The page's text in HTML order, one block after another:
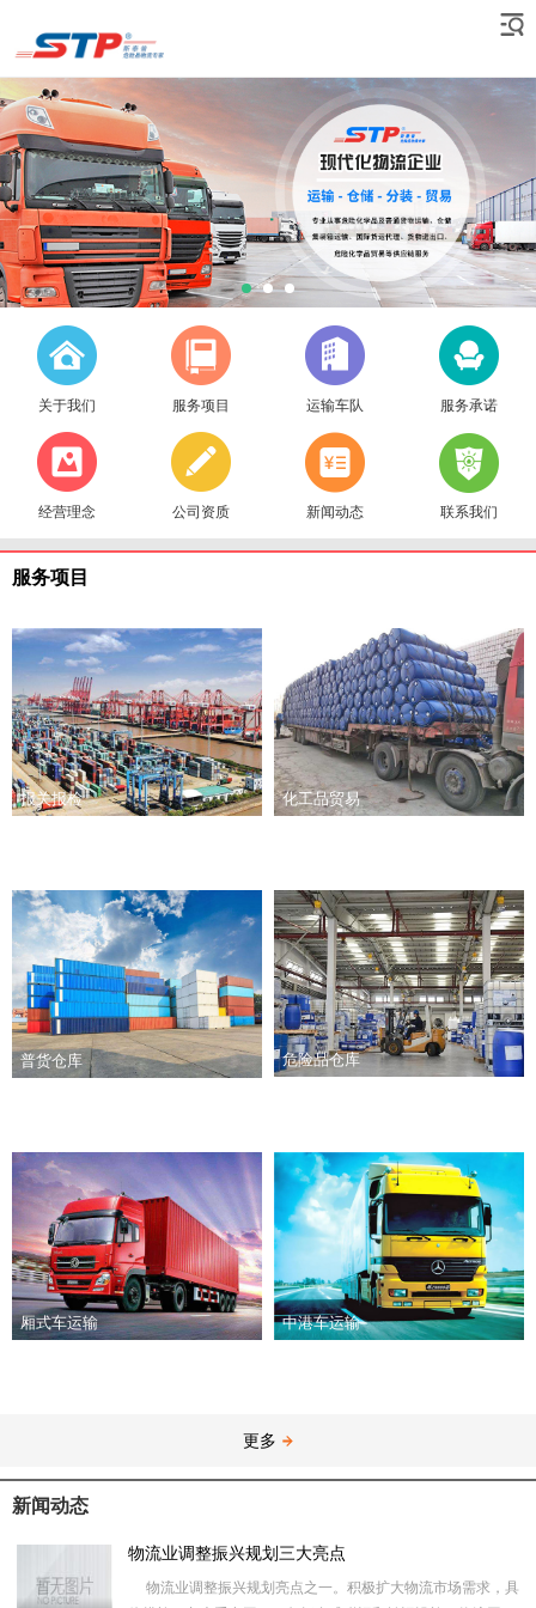
关于我们 服务项目 运输车队 服务承诺
经营理念 公司资质 新闻动态 联系我们
服务项目
报关报检 化工品贸易
普货仓库 危险品仓库
厢式车运输 中港车运输
更多
新闻动态
物流业调整振兴规划三大亮点
物流业调整振兴规划亮点之一。积极扩大物流市场需求，具